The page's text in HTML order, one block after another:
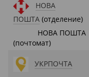
НОВА
ПОШТА (отделение)
НОВА ПОШТА
(почтомат)
УКРПОЧТА